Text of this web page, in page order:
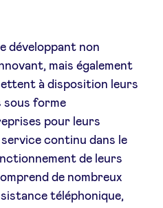
développant non
mais également
à disposition leurs
sous forme
pour leurs
continu dans le
de leurs
de nombreux
téléphonique,